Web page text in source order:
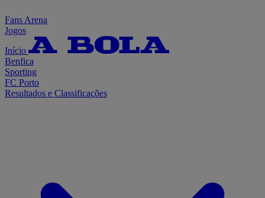
Fans Arena
Jogos
Início
Benfica
Sporting
FC Porto
Resultados e Classificações